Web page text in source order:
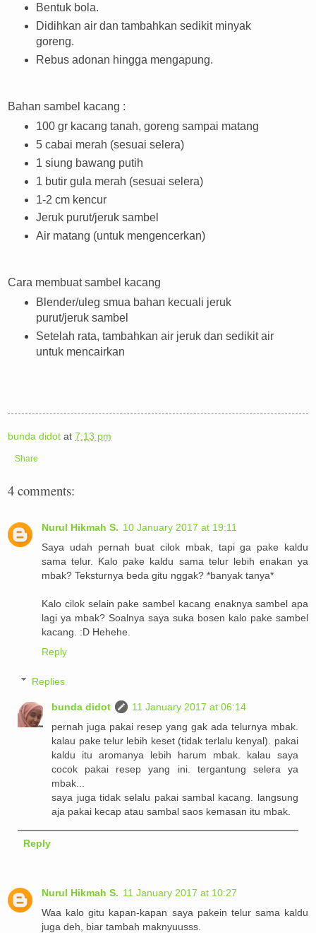
Bentuk bola.
Didihkan air dan tambahkan sedikit minyak
goreng.
Rebus adonan hingga mengapung.
Bahan sambel kacang :
100 gr kacang tanah, goreng sampai matang
5 cabai merah (sesuai selera)
1 siung bawang putih
1 butir gula merah (sesuai selera)
1-2 cm kencur
Jeruk purut/jeruk sambel
Air matang (untuk mengencerkan)
Cara membuat sambel kacang
Blender/uleg smua bahan kecuali jeruk
purut/jeruk sambel
Setelah rata, tambahkan air jeruk dan sedikit air
untuk mencairkan
bunda didot at 7:13 pm
Share
4 comments:
Nurul Hikmah S. 10 January 2017 at 19:11
Saya udah pernah buat cilok mbak, tapi ga pake kaldu
sama telur. Kalo pake kaldu sama telur lebih enakan ya
mbak? Teksturnya beda gitu nggak? *banyak tanya*
Kalo cilok selain pake sambel kacang enaknya sambel apa
lagi ya mbak? Soalnya saya suka bosen kalo pake sambel
kacang. :D Hehehe.
Reply
Replies
bunda didot
11 January 2017 at 06:14
pernah juga pakai resep yang gak ada telurnya mbak.
kalau pake telur lebih keset (tidak terlalu kenyal). pakai
kaldu itu aromanya lebih harum mbak. kalau saya
cocok pakai resep yang ini. tergantung selera ya
mbak...
saya juga tidak selalu pakai sambal kacang. langsung
aja pakai kecap atau sambal saos kemasan itu mbak.
Reply
Nurul Hikmah S. 11 January 2017 at 10:27
Waa kalo gitu kapan-kapan saya pakein telur sama kaldu
juga deh, biar tambah maknyuusss.